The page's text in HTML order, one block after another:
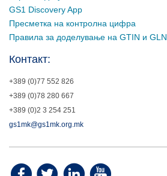
GS1 Discovery App
Пресметка на контролна цифра
Правила за доделување на GTIN и GLN
Контакт:
+389 (0)77 552 826
+389 (0)78 280 667
+389 (0)2 3 254 251
gs1mk@gs1mk.org.mk